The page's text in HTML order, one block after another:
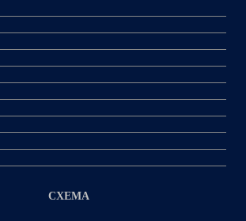
СХЕМА